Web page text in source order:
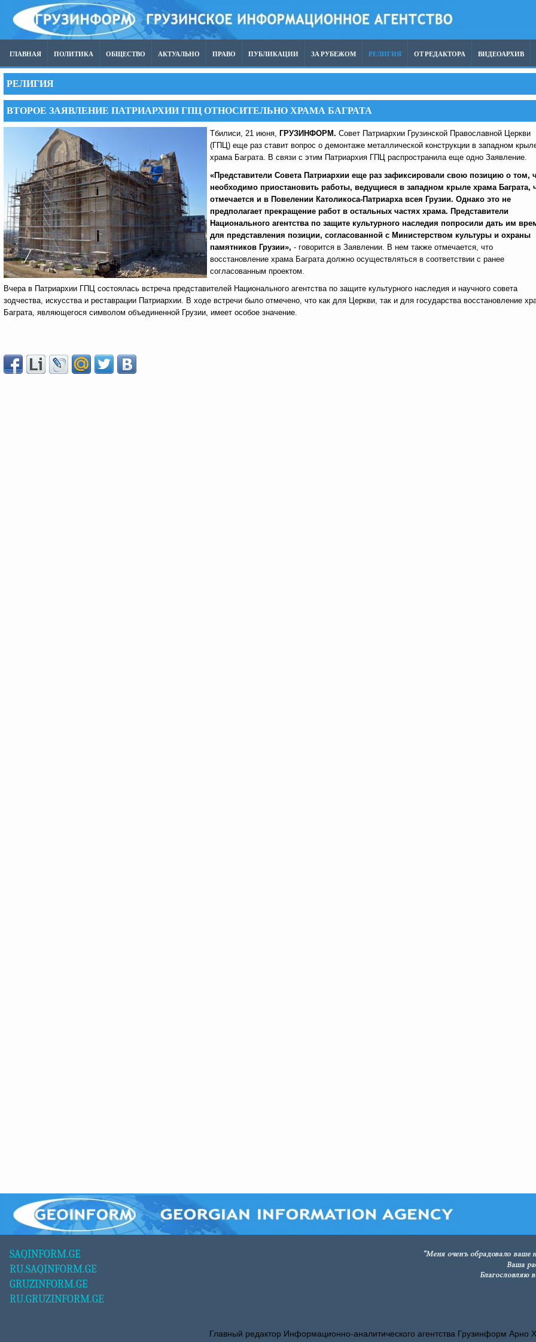
ГЛАВНАЯ ПОЛИТИКА ОБЩЕСТВО АКТУАЛЬНО ПРАВО ПУБЛИКАЦИИ ЗА РУБЕЖОМ РЕЛИГИЯ ОТ РЕДАКТОРА ВИДЕОАРХИВ
РЕЛИГИЯ
ВТОРОЕ ЗАЯВЛЕНИЕ ПАТРИАРХИИ ГПЦ ОТНОСИТЕЛЬНО ХРАМА БАГРАТА
Тбилиси, 21 июня, ГРУЗИНФОРМ. Совет Патриархии Грузинской Православной Церкви
(ГПЦ) еще раз ставит вопрос о демонтаже металлической конструкции в западном
храма Баграта. В связи с этим Патриархия ГПЦ распространила еще одно Заявление.
«Представители Совета Патриархии еще раз зафиксировали свою позицию о том,
необходимо приостановить работы, ведущиеся в западном крыле храма Баграта,
отмечается и в Повелении Католикоса-Патриарха всея Грузии. Однако это не
предполагает прекращение работ в остальных частях храма. Представители
Национального агентства по защите культурного наследия попросили дать им
для представления позиции, согласованной с Министерством культуры и охраны
памятников Грузии», - говорится в Заявлении. В нем также отмечается, что
восстановление храма Баграта должно осуществляться в соответствии с ранее
согласованным проектом.
Вчера в Патриархии ГПЦ состоялась встреча представителей Национального агентства по защите культурного наследия и научного совета
зодчества, искусства и реставрации Патриархии. В ходе встречи было отмечено, что как для Церкви, так и для государства восстановление
Баграта, являющегося символом объединенной Грузии, имеет особое значение.
SAQINFORM.GE
RU.SAQINFORM.GE
GRUZINFORM.GE
RU.GRUZINFORM.GE
Главный редактор Информационно-аналитического агентства Грузинформ Арно